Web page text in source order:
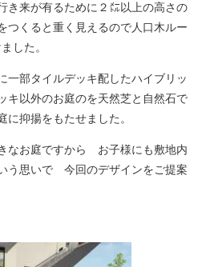
き来が有るために２㍍以上の高さの
つくると重く見えるので人口木ルー
した。
一部タイルデッキ配したハイブリッ
キ以外のお庭のを天然芝と自然石で
に抑揚をもたせました。
なお庭ですから お子様にも敷地内
う思いで 今回のデザインをご提案